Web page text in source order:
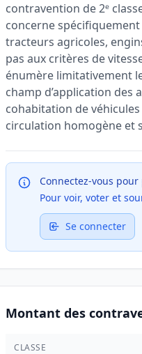
contravention de 2ᵉ
concerne
tracteurs agricoles,
pas aux critères de
énumère limitativement
champ d’application des
cohabitation de
circulation homogène et
Connectez-vous
Pour voir, voter et
Se connecter
Montant des
CLASSE